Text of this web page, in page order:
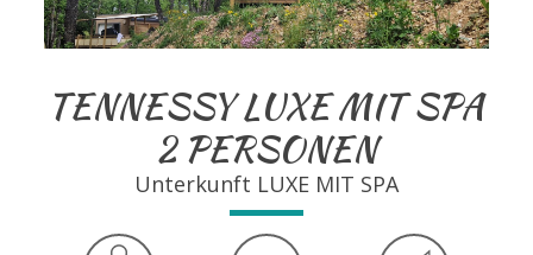
TENNESSY LUXE MIT SPA
2 PERSONEN
Unterkunft LUXE MIT SPA